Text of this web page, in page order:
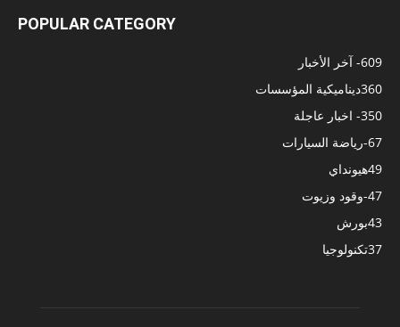
POPULAR CATEGORY
- آخر الأخبار609
ديناميكية المؤسسات360
- اخبار عاجلة350
-رياضة السيارات67
هيونداي49
-وقود وزيوت47
بورش43
تكنولوجيا37